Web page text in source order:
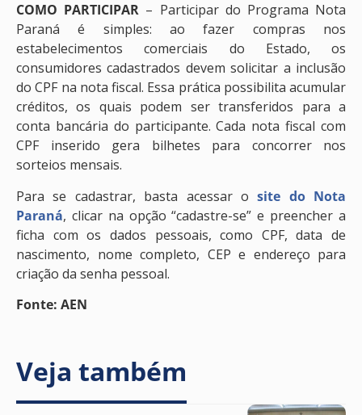
COMO PARTICIPAR – Participar do Programa Nota
Paraná é simples: ao fazer compras nos
estabelecimentos comerciais do Estado, os
consumidores cadastrados devem solicitar a inclusão
do CPF na nota fiscal. Essa prática possibilita acumular
créditos, os quais podem ser transferidos para a
conta bancária do participante. Cada nota fiscal com
CPF inserido gera bilhetes para concorrer nos
sorteios mensais.
Para se cadastrar, basta acessar osite do Nota
Paraná, clicar na opção “cadastre-se” e preencher a
ficha com os dados pessoais, como CPF, data de
nascimento, nome completo, CEP e endereço para
criação da senha pessoal.
Fonte: AEN
Veja também